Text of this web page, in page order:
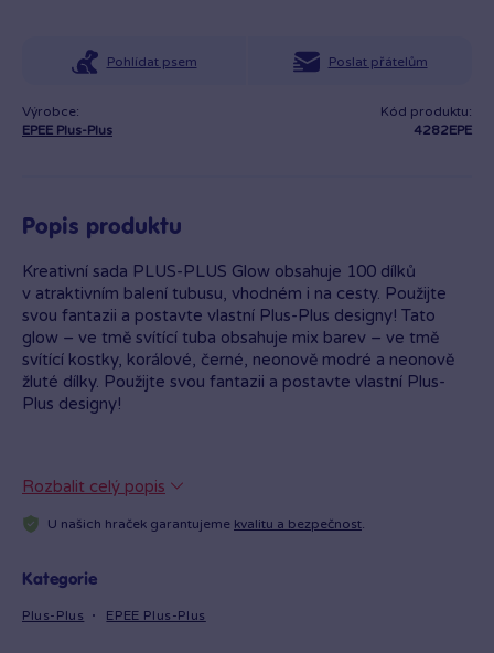
Pohlídat psem Poslat přátelům
Výrobce:
EPEE Plus-Plus
Kód produktu:
4282EPE
Popis produktu
Kreativní sada PLUS-PLUS Glow obsahuje 100 dílků
v atraktivním balení tubusu, vhodném i na cesty. Použijte
svou fantazii a postavte vlastní Plus-Plus designy! Tato
glow – ve tmě svítící tuba obsahuje mix barev – ve tmě
svítící kostky, korálové, černé, neonově modré a neonově
žluté dílky. Použijte svou fantazii a postavte vlastní Plus-
Plus designy!
Rozbalit celý popis
U našich hraček garantujeme kvalitu a bezpečnost.
Kategorie
Plus-Plus EPEE Plus-Plus